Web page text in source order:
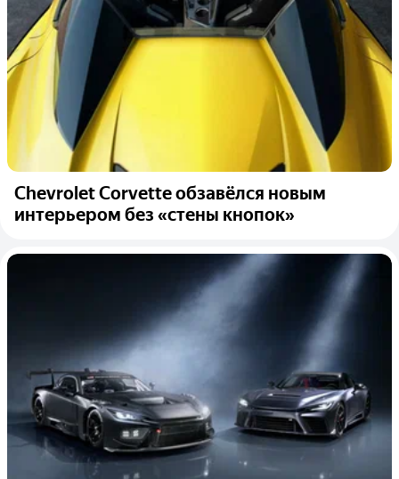
Chevrolet Corvette обзавёлся новым
интерьером без «стены кнопок»